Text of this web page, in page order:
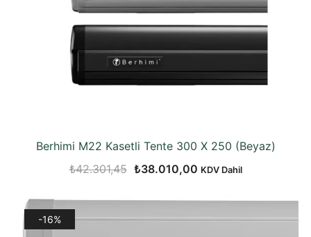
Berhimi M22 Kasetli Tente 300 X 250 (Beyaz)
₺42.301,45 Orijinal
₺42.301,45.
₺38.010,00Şu
fiyat:
₺38.010,00.
KDV Dahil
-16%